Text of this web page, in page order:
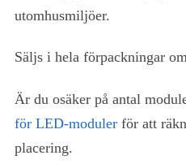
utomhusmiljöer.
Säljs i hela förpackningar
Är du osäker på antal
för LED-moduler för att
placering.